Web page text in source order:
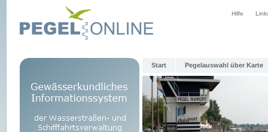
Hilfe
Start Pegelauswahl über Karte